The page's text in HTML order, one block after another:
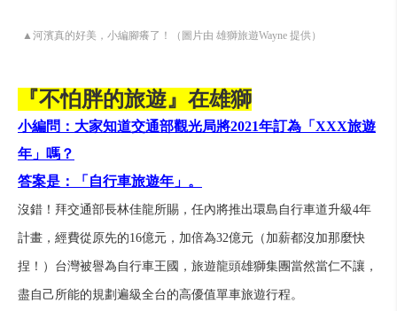
▲河濱真的好美，小編腳癢了！（圖片由 雄獅旅遊Wayne 提供）
『不怕胖的旅遊』 在雄獅
小編問：大家知道交通部觀光局將2021年訂為「XXX旅遊
年」嗎？
答案是：
「自行車旅遊年」 。
沒錯！拜交通部長林佳龍所賜，任內將推出環島自行車道升級4年
計畫，經費從原先的16億元，加倍為32億元（加薪都沒加那麼快
捏！）台灣被譽為自行車王國，旅遊龍頭雄獅集團當然當仁不讓，
盡自己所能的規劃遍級全台的高優值單車旅遊行程。